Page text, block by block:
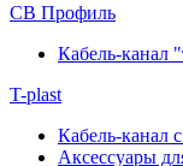
СВ Профиль
Кабель-канал
T-plast
Кабель-канал
Аксессуары